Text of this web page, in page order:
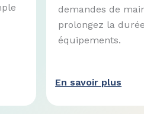
demandes de
prolongez la
équipements.
En savoir plus